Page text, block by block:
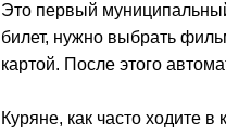
Это первый
билет, нужно выбрать
картой. После этого
Куряне, как часто ходите в